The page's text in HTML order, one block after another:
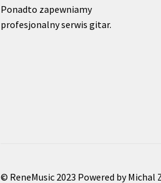
Ponadto zapewniamy
profesjonalny serwis gitar.
© ReneMusic 2023 Powered by Michal